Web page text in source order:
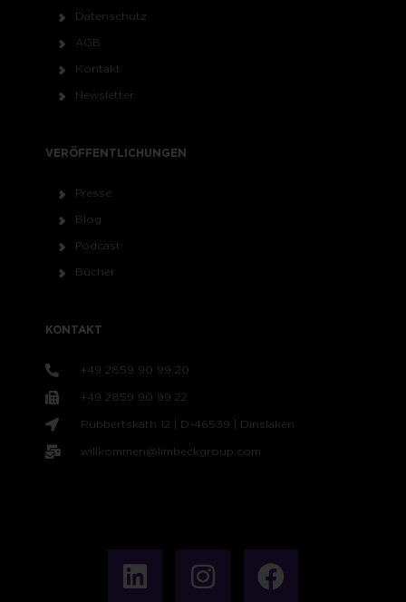
Datenschutz
AGB
Kontakt
Newsletter
VERÖFFENTLICHUNGEN
Presse
Blog
Podcast
Bücher
KONTAKT
+49 2859 90 99 20
+49 2859 90 99 22
Rubbertskath 12 | D-46539 | Dinslaken
willkommen@limbeckgroup.com